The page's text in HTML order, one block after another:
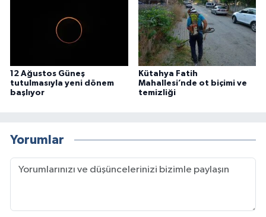
12 Ağustos Güneş
tutulmasıyla yeni dönem
başlıyor
Kütahya Fatih
Mahallesi’nde ot biçimi ve
temizliği
Yorumlar